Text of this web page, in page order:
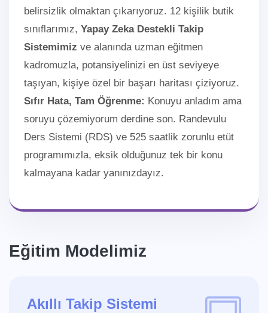
belirsizlik olmaktan çıkarıyoruz. 12 kişilik butik
sınıflarımız, Yapay Zeka Destekli Takip
Sistemimiz ve alanında uzman eğitmen
kadromuzla, potansiyelinizi en üst seviyeye
taşıyan, kişiye özel bir başarı haritası çiziyoruz.
Sıfır Hata, Tam Öğrenme: Konuyu anladım ama
soruyu çözemiyorum derdine son. Randevulu
Ders Sistemi (RDS) ve 525 saatlik zorunlu etüt
programımızla, eksik olduğunuz tek bir konu
kalmayana kadar yanınızdayız.
Eğitim Modelimiz
Akıllı Takip Sistemi